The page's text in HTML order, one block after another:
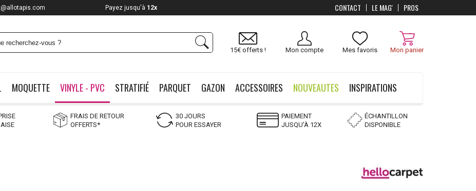
Mon panier
Mes favoris
Mon compte
15€ offerts !
MOQUETTE VINYLE - PVC STRATIFIÉ PARQUET GAZON ACCESSOIRES NOUVEAUTES INSPIRATIONS
FRAIS DE RETOUR
OFFERTS*
30 JOURS
POUR ESSAYER
PAIEMENT
JUSQU'À 12X
ÉCHANTILLON
DISPONIBLE
PROS
LE MAG'
CONTACT
Payez jusqu'à 12x OFFERTSdès 100 €